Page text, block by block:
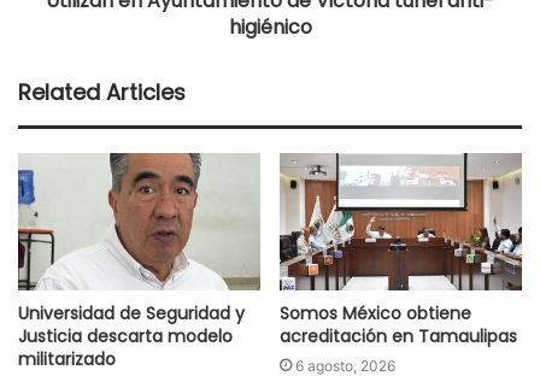
higiénico
Related Articles
Universidad de Seguridad y
Justicia descarta modelo
militarizado
Somos México obtiene
acreditación en Tamaulipas
6 agosto, 2026